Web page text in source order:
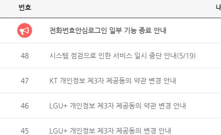
번호
전화번호안심로그인 일부 기능 종료 안내
48 시스템 점검으로 인한 서비스 일시 중단 안내(5/19)
47 KT 개인정보 제3자 제공동의 약관 변경 안내
46 LGU+ 개인정보 제3자 제공동의 약관 변경 안내
45 LGU+ 개인정보 제3자 제공동의 변경 안내